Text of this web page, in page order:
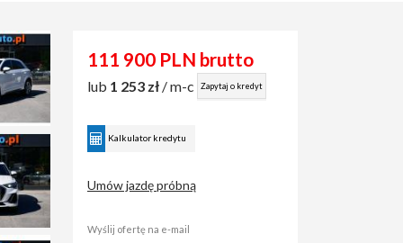
111 900 PLN brutto
lub 1 253 zł / m-c Zapytaj o kredyt
Kalkulator kredytu
Umów jazdę próbną
Wyślij ofertę na e-mail